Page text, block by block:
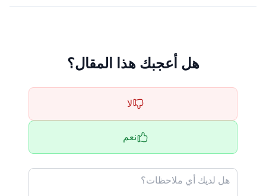
هل أعجبك هذا المقال؟
لا
نعم